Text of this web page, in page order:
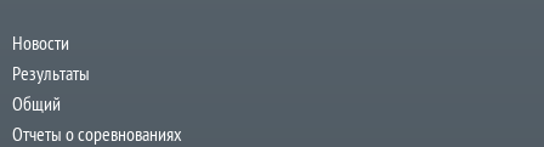
Новости
Результаты
Общий
Отчеты о соревнованиях